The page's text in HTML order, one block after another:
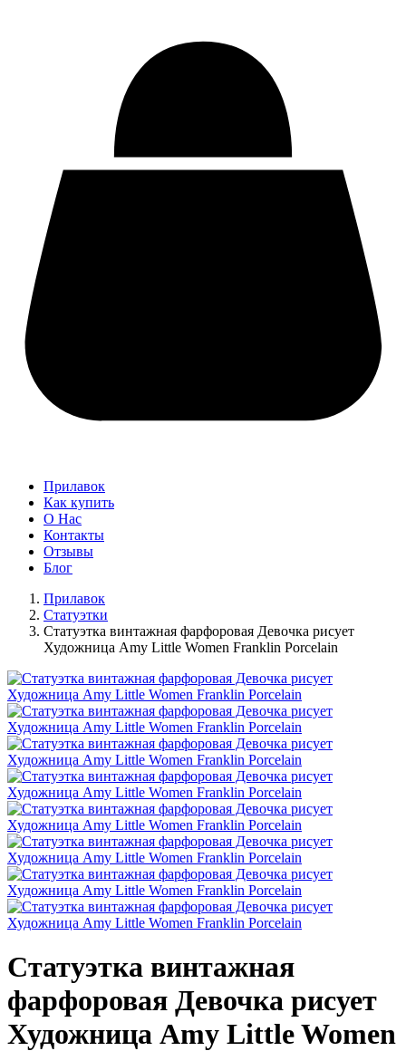
Прилавок
Как купить
О Нас
Контакты
Отзывы
Блог
Прилавок
Статуэтки
Статуэтка винтажная фарфоровая Девочка рисует
Художница Amy Little Women Franklin Porcelain
Статуэтка винтажная
фарфоровая Девочка рисует
Художница Amy Little Women